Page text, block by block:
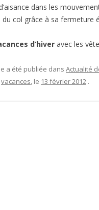
dans les
du col grâce à sa fermeture
d’hiver avec les
a été publiée dans Actualité
vacances, le 13 février 2012 .